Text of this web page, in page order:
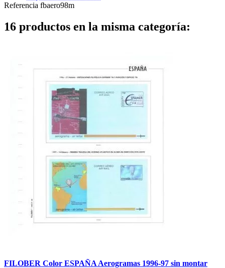
Referencia fbaero98m
16 productos en la misma categoría:
FILOBER Color ESPAÑA Aerogramas 1996-97 sin montar